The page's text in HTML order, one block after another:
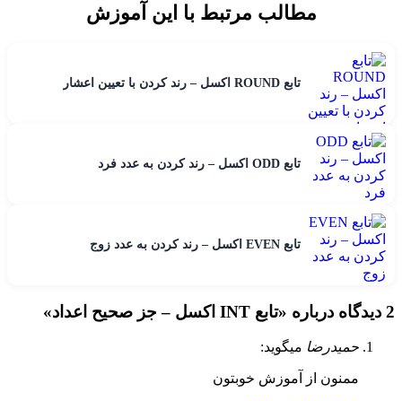
مطالب مرتبط با این آموزش
تابع ROUND اکسل – رند کردن با تعیین اعشار
تابع ODD اکسل – رند کردن به عدد فرد
تابع EVEN اکسل – رند کردن به عدد زوج
2 دیدگاه درباره « تابع INT اکسل – جز صحیح اعداد »
حمیدرضا میگوید:
ممنون از آموزش خوبتون